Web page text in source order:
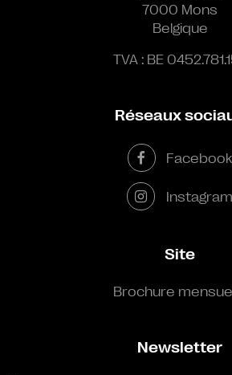
7000 Mons
Belgique
TVA : BE
Réseaux
Facebook
Instagram
Site
Brochure
Newsletter